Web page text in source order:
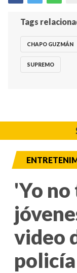
Tags
CHAPO GUZMÁN
SUPREMO
'Yo
video